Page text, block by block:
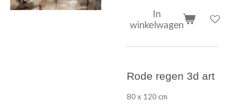
In
winkelwagen
Rode regen 3d art
80 x 120 cm